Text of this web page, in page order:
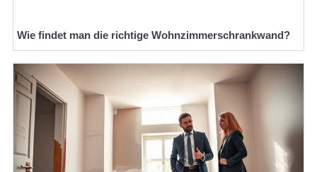
Wie findet man die richtige Wohnzimmerschrankwand?